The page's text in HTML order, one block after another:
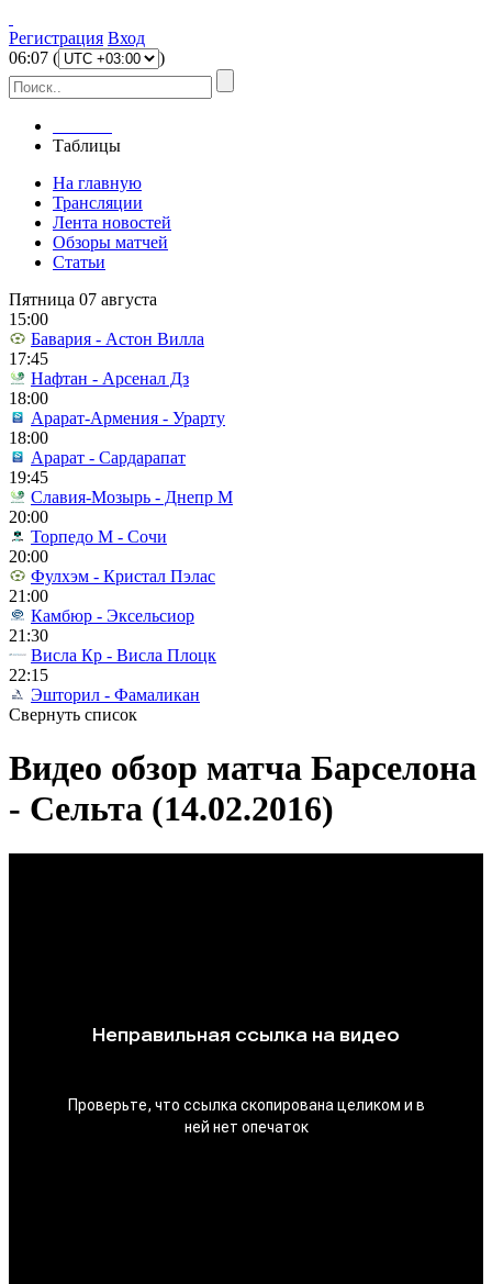
Регистрация Вход
06:07 ( )
Таблицы
На главную
Трансляции
Лента новостей
Обзоры матчей
Статьи
Пятница 07 августа
15:00
Бавария - Астон Вилла
17:45
Нафтан - Арсенал Дз
18:00
Арарат-Армения - Урарту
18:00
Арарат - Сардарапат
19:45
Славия-Мозырь - Днепр М
20:00
Торпедо М - Сочи
20:00
Фулхэм - Кристал Пэлас
21:00
Камбюр - Эксельсиор
21:30
Висла Кр - Висла Плоцк
22:15
Эшторил - Фамаликан
Свернуть список
Видео обзор матча Барселона
- Сельта (14.02.2016)